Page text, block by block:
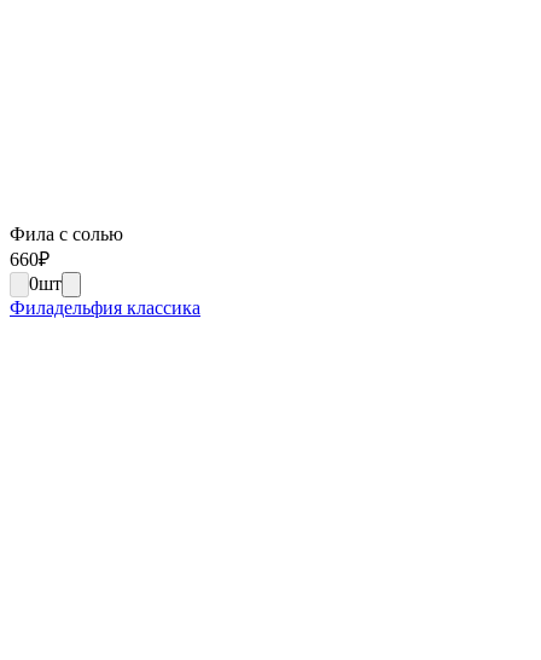
Фила с солью
660₽
0шт
Филадельфия классика